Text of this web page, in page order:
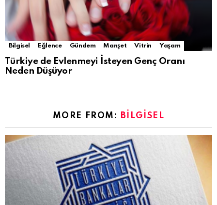
Bilgisel Eğlence Gündem Manşet Vitrin Yaşam
Türkiye de Evlenmeyi İsteyen Genç Oranı
Neden Düşüyor
MORE FROM: BILGISEL